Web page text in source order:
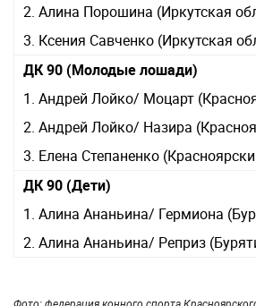
2. Алина Порошина (Иркутская
3. Ксения Савченко (Иркутская
ДК 90 (Молодые лошади)
1. Андрей Лойко/ Моцарт
2. Андрей Лойко/ Назира
3. Елена Степаненко
ДК 90 (Дети)
1. Алина Ананьина/ Гермиона
2. Алина Ананьина/ Реприз